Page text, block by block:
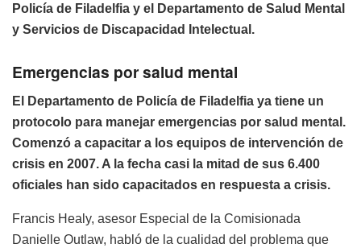
Policía de Filadelfia y el Departamento de Salud Mental
y Servicios de Discapacidad Intelectual.
Emergencias por salud mental
El Departamento de Policía de Filadelfia ya tiene un
protocolo para manejar emergencias por salud mental.
Comenzó a capacitar a los equipos de intervención de
crisis en 2007. A la fecha casi la mitad de sus 6.400
oficiales han sido capacitados en respuesta a crisis.
Francis Healy, asesor Especial de la Comisionada
Danielle Outlaw, habló de la cualidad del problema que